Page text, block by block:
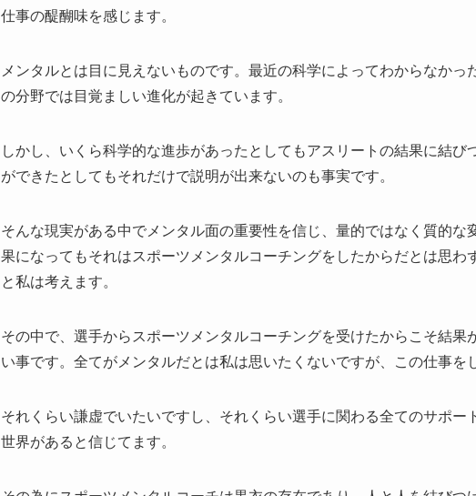
仕事の醍醐味を感じます。
メンタルとは目に見えないものです。最近の科学によってわからなか
の分野では目覚ましい進化が起きています。
しかし、いくら科学的な進歩があったとしてもアスリートの結果に結
ができたとしてもそれだけで説明が出来ないのも事実です。
そんな現実がある中でメンタル面の重要性を信じ、量的ではなく質的
果になってもそれはスポーツメンタルコーチングをしたからだとは思わ
と私は考えます。
その中で、選手からスポーツメンタルコーチングを受けたからこそ結
い事です。全てがメンタルだとは私は思いたくないですが、この仕事を
それくらい謙虚でいたいですし、それくらい選手に関わる全てのサポ
世界があると信じてます。